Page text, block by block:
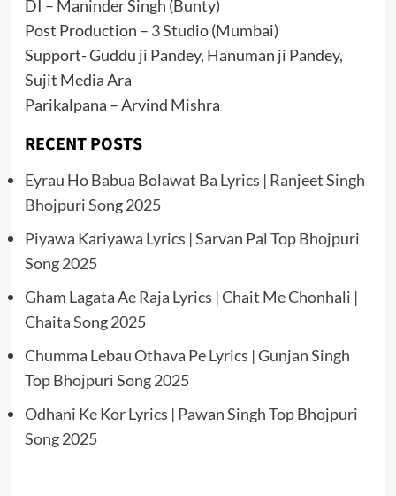
DI – Maninder Singh (Bunty)
Post Production – 3 Studio (Mumbai)
Support- Guddu ji Pandey, Hanuman ji Pandey,
Sujit Media Ara
Parikalpana – Arvind Mishra
RECENT POSTS
Eyrau Ho Babua Bolawat Ba Lyrics | Ranjeet Singh
Bhojpuri Song 2025
Piyawa Kariyawa Lyrics | Sarvan Pal Top Bhojpuri
Song 2025
Gham Lagata Ae Raja Lyrics | Chait Me Chonhali |
Chaita Song 2025
Chumma Lebau Othava Pe Lyrics | Gunjan Singh
Top Bhojpuri Song 2025
Odhani Ke Kor Lyrics | Pawan Singh Top Bhojpuri
Song 2025